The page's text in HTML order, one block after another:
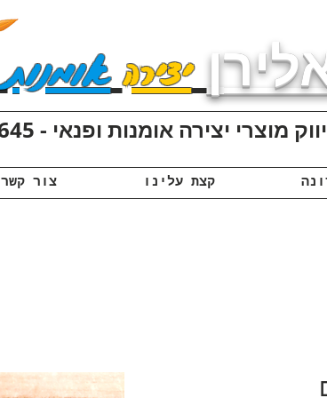
יצירהאומנות
מוצרי יצירה אומנות ופנאי - 074-7361645
צור קשר קצת עלינו